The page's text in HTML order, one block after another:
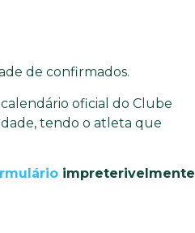
de confirmados.
oficial do Clube
tendo o atleta que
impreterivelmente